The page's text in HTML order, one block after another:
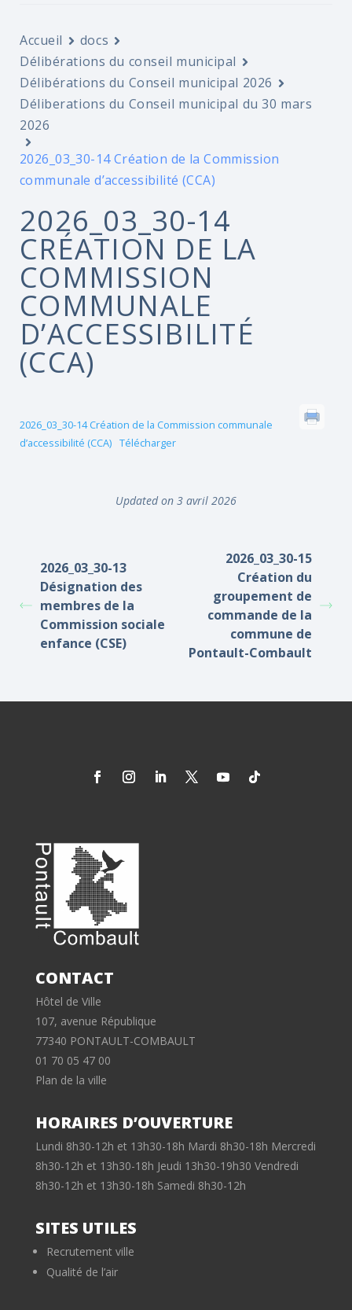
Accueil
docs
Délibérations du conseil municipal
Délibérations du Conseil municipal 2026
Déliberations du Conseil municipal du 30 mars
2026
2026_03_30-14 Création de la Commission
communale d’accessibilité (CCA)
2026_03_30-14
CRÉATION DE LA
COMMISSION
COMMUNALE
D’ACCESSIBILITÉ
(CCA)
2026_03_30-14 Création de la Commission communale
d’accessibilité (CCA) Télécharger
Updated on 3 avril 2026
2026_03_30-13
Désignation des
membres de la
Commission sociale
enfance (CSE)
2026_03_30-15
Création du
groupement de
commande de la
commune de
Pontault-Combault
CONTACT
Hôtel de Ville
107, avenue République
77340 PONTAULT-COMBAULT
01 70 05 47 00
Plan de la ville
HORAIRES D’OUVERTURE
Lundi 8h30-12h et 13h30-18h Mardi 8h30-18h Mercredi
8h30-12h et 13h30-18h Jeudi 13h30-19h30 Vendredi
8h30-12h et 13h30-18h Samedi 8h30-12h
SITES UTILES
Recrutement ville
Qualité de l’air